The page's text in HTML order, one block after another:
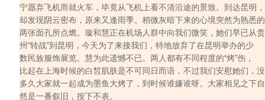
宁愿弃飞机而就火车，毕竟从飞机上看不清沿途的景致。到达昆明，
却发现阴云密布，原来又逢雨季。稍微灰暗下来的心境突然为熟悉的
两张面孔所点燃。璇和慧正在机场人群中向我们微笑，她们早已从贵
州“转战”到昆明，今天为了来接我们，特地放弃了在昆明举办的少
数民族服饰展览。慧为此遗憾不已。两人都有不同程度的“烤”伤，
比起在上海时候的白皙肌肤是不可同日而语，不过我们安慰她们，没
多久大家就一起成为墨鱼大烤了，到时候谁嫌谁呀。大家相见之下自
然是一番叙旧，按下不表。